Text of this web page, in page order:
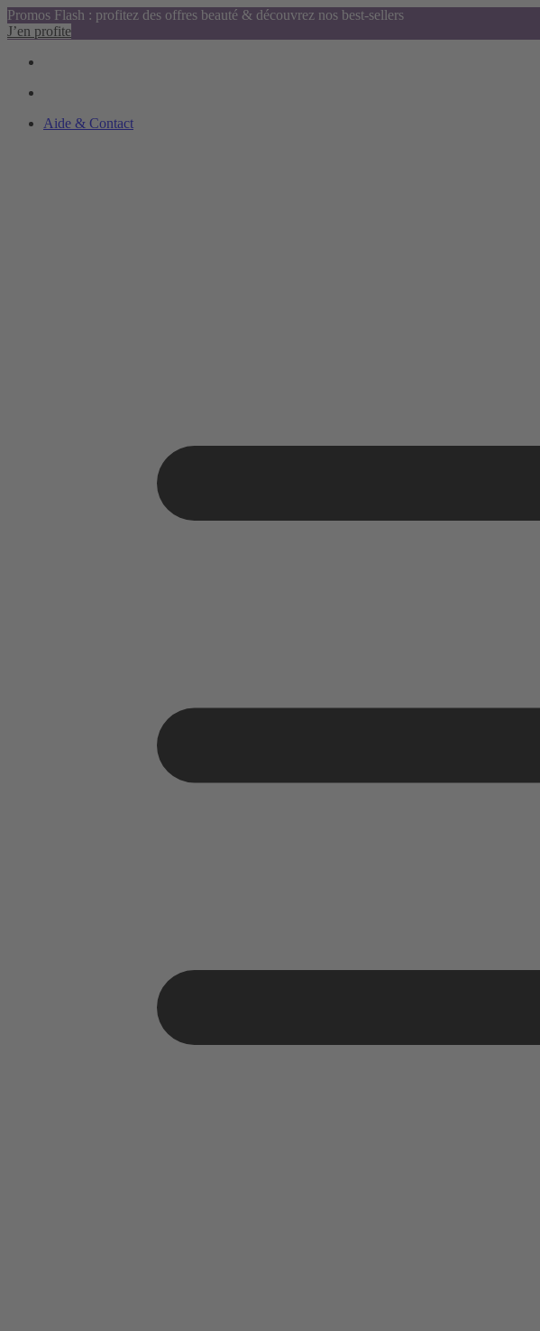
Promos Flash : profitez des offres beauté & découvrez nos best-sellers
J’en profite
Aide & Contact